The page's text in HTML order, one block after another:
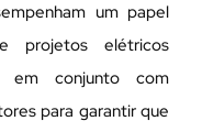
um papel
projetos elétricos
em conjunto com
para garantir que